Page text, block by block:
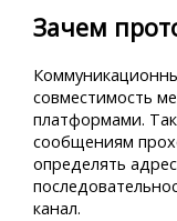
Зачем
совместимость
платформами.
сообщениям
определять
канал.